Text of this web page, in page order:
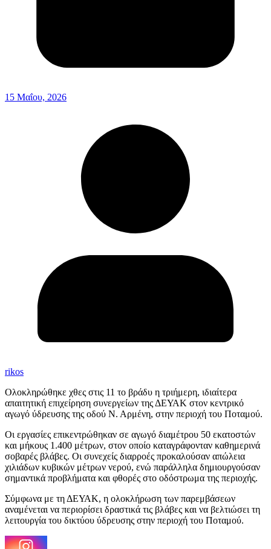
15 Μαΐου, 2026
rikos
Ολοκληρώθηκε χθες στις 11 το βράδυ η τριήμερη, ιδιαίτερα
απαιτητική επιχείρηση συνεργείων της ΔΕΥΑΚ στον κεντρικό
αγωγό ύδρευσης της οδού Ν. Αρμένη, στην περιοχή του Ποταμού.
Οι εργασίες επικεντρώθηκαν σε αγωγό διαμέτρου 50 εκατοστών
και μήκους 1.400 μέτρων, στον οποίο καταγράφονταν καθημερινά
σοβαρές βλάβες. Οι συνεχείς διαρροές προκαλούσαν απώλεια
χιλιάδων κυβικών μέτρων νερού, ενώ παράλληλα δημιουργούσαν
σημαντικά προβλήματα και φθορές στο οδόστρωμα της περιοχής.
Σύμφωνα με τη ΔΕΥΑΚ, η ολοκλήρωση των παρεμβάσεων
αναμένεται να περιορίσει δραστικά τις βλάβες και να βελτιώσει τη
λειτουργία του δικτύου ύδρευσης στην περιοχή του Ποταμού.